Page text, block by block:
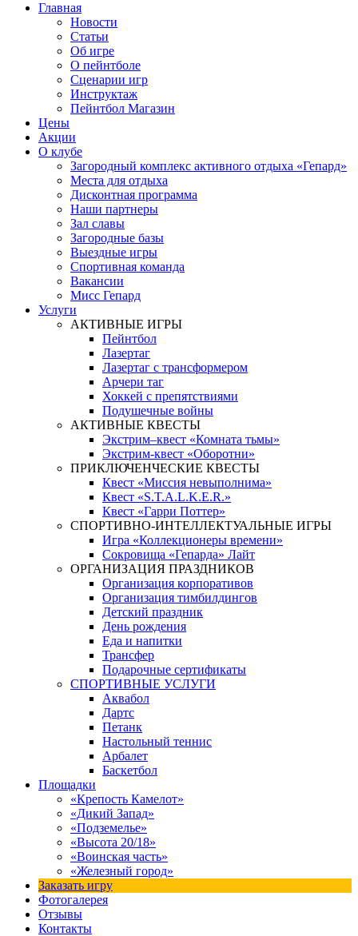
Главная
Новости
Статьи
Об игре
О пейнтболе
Сценарии игр
Инструктаж
Пейнтбол Магазин
Цены
Акции
О клубе
Загородный комплекс активного отдыха «Гепард»
Места для отдыха
Дисконтная программа
Наши партнеры
Зал славы
Загородные базы
Выездные игры
Спортивная команда
Вакансии
Мисс Гепард
Услуги
АКТИВНЫЕ ИГРЫ
Пейнтбол
Лазертаг
Лазертаг с трансформером
Арчери таг
Хоккей с препятствиями
Подушечные войны
АКТИВНЫЕ КВЕСТЫ
Экстрим–квест «Комната тьмы»
Экстрим-квест «Оборотни»
ПРИКЛЮЧЕНЧЕСКИЕ КВЕСТЫ
Квест «Миссия невыполнима»
Квест «S.T.A.L.K.E.R.»
Квест «Гарри Поттер»
СПОРТИВНО-ИНТЕЛЛЕКТУАЛЬНЫЕ ИГРЫ
Игра «Коллекционеры времени»
Сокровища «Гепарда» Лайт
ОРГАНИЗАЦИЯ ПРАЗДНИКОВ
Организация корпоративов
Организация тимбилдингов
Детский праздник
День рождения
Еда и напитки
Трансфер
Подарочные сертификаты
СПОРТИВНЫЕ УСЛУГИ
Аквабол
Дартс
Петанк
Настольный теннис
Арбалет
Баскетбол
Площадки
«Крепость Камелот»
«Дикий Запад»
«Подземелье»
«Высота 20/18»
«Воинская часть»
«Железный город»
Заказать игру
Фотогалерея
Отзывы
Контакты